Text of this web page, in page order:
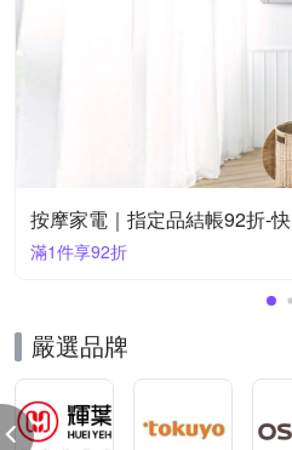
按摩家電｜指定品結帳92折-快
滿1件享92折
嚴選品牌